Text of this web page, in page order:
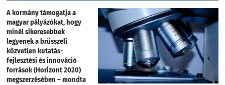
A kormány támogatja a
magyar pályázókat, hogy
minél sikeresebbek
legyenek a brüsszeli
közvetlen kutatás-
fejlesztési és innováció
források (Horizont 2020)
megszerzésében – mondta